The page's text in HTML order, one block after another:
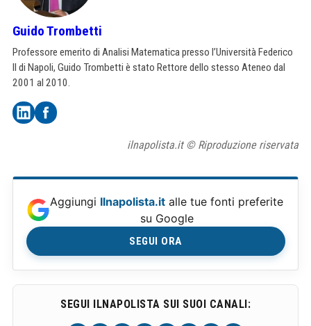
Guido Trombetti
Professore emerito di Analisi Matematica presso l’Università Federico
II di Napoli, Guido Trombetti è stato Rettore dello stesso Ateneo dal
2001 al 2010.
ilnapolista.it © Riproduzione riservata
Aggiungi Ilnapolista.it alle tue fonti preferite
su Google
SEGUI ORA
SEGUI ILNAPOLISTA SUI SUOI CANALI: